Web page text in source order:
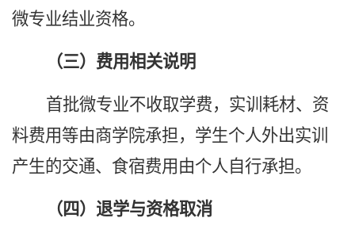
微专业结业资格。
（三）费用相关说明
首批微专业不收取学费，实训耗材、资
料费用等由商学院承担，学生个人外出实训
产生的交通、食宿费用由个人自行承担。
（四）退学与资格取消